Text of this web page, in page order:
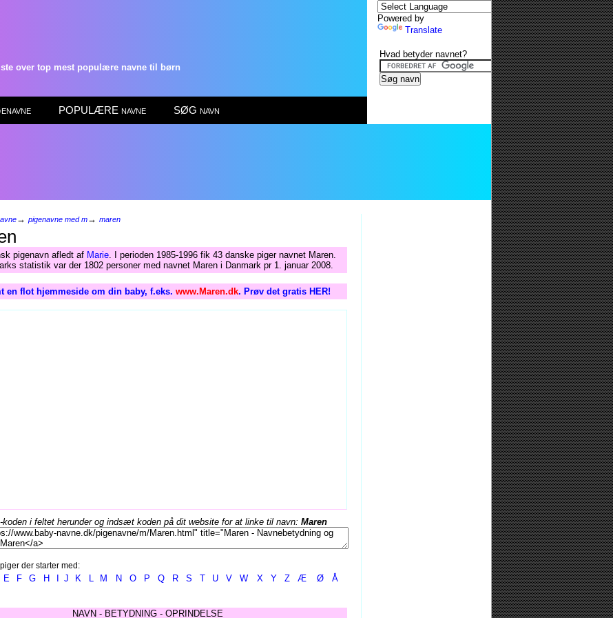
over top mest populære navne til børn
POPULÆRE navne SØG navn
→ pigenavne med m→ maren
pigenavn afledt af Marie. I perioden 1985-1996 fik 43 danske piger navnet Maren.
statistik var der 1802 personer med navnet Maren i Danmark pr 1. januar 2008.
en flot hjemmeside om din baby, f.eks. www.Maren.dk. Prøv det gratis HER!
koden i feltet herunder og indsæt koden på dit website for at linke til navn: Maren
der starter med:
E F G H J K L M N O P Q R S T U V W X Y Z Æ Ø Å
NAVN - BETYDNING - OPRINDELSE
Powered by
Translate
Hvad betyder navnet?